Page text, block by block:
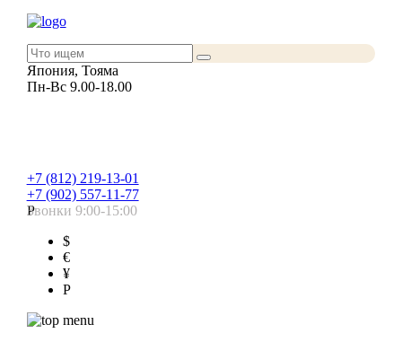
Япония, Тояма
Пн-Вс 9.00-18.00
+7 (812) 219-13-01
+7 (902) 557-11-77
Звонки 9:00-15:00
Р
$
€
¥
Р